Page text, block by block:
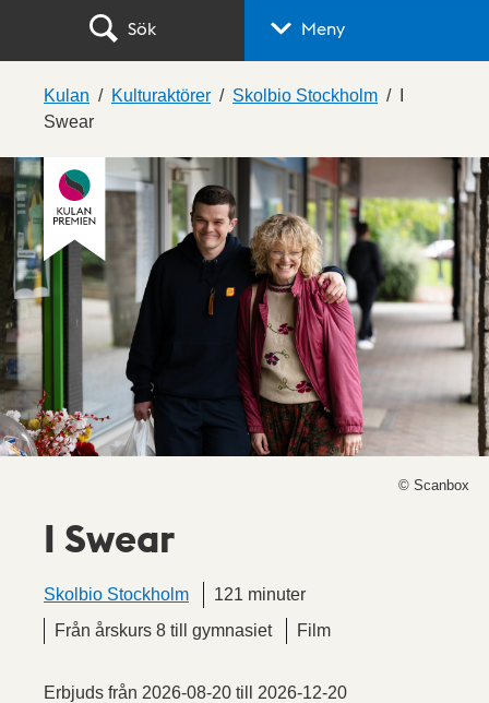
Sök Meny
Kulan Kulturaktörer Skolbio Stockholm
Swear
© Scanbox
I Swear
Skolbio Stockholm
121 minuter
Från årskurs 8 till gymnasiet
Film
Erbjuds från 2026-08-20 till 2026-12-20